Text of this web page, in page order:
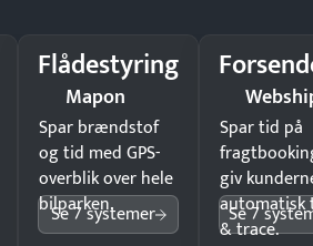
Flådestyring
Mapon
Spar brændstof
og tid med GPS-
overblik over hele
bilparken.
Se 7 systemer
Spar tid på
giv
automatisk
& trace.
Se 7